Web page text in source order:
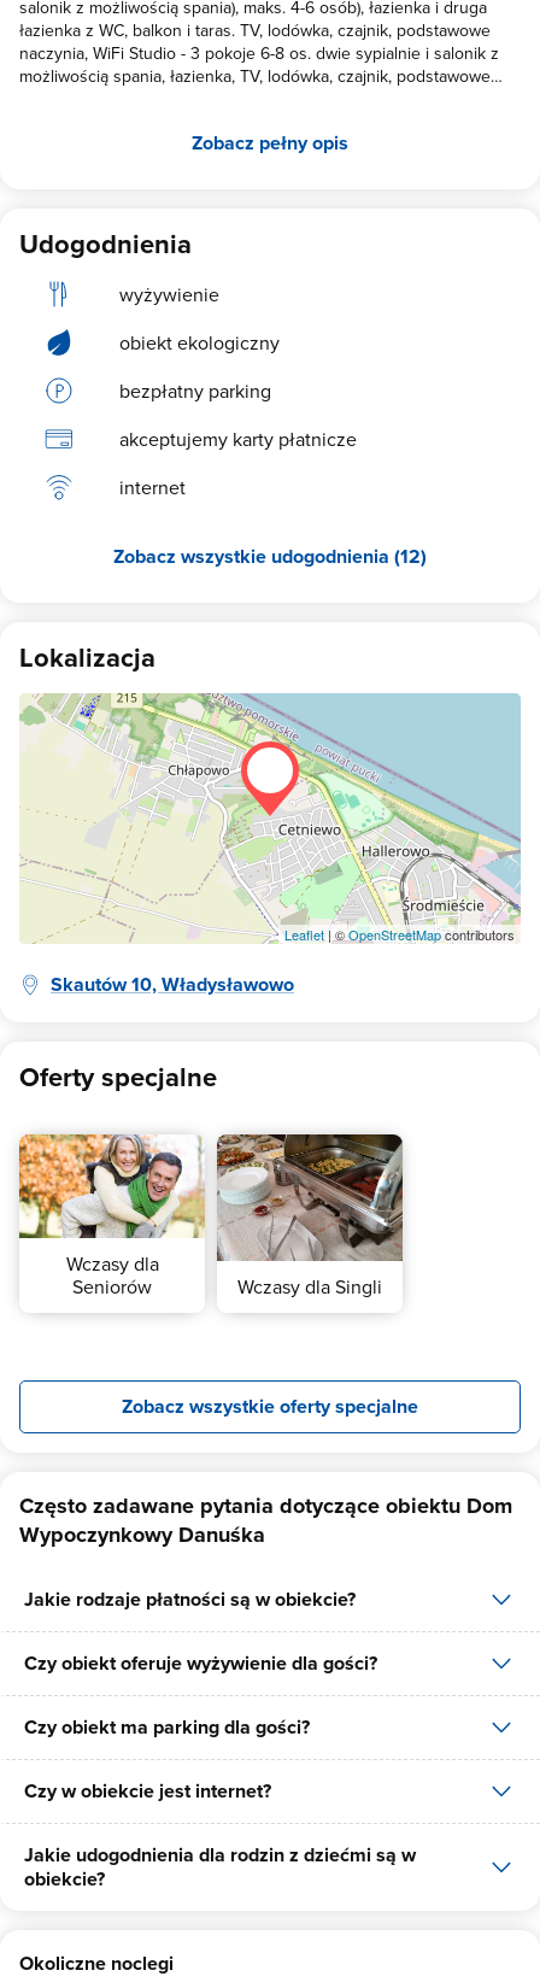
salonik z możliwością spania), maks. 4-6 osób), łazienka i druga
łazienka z WC, balkon i taras. TV, lodówka, czajnik, podstawowe
naczynia, WiFi Studio - 3 pokoje 6-8 os. dwie sypialnie i salonik z
możliwością spania, łazienka, TV, lodówka, czajnik, podstawowe
Na miejscu pobierana jest opłata klimatyczna - 3.40 zł od osoby
Zobacz pełny opis
Udogodnienia
wyżywienie
obiekt ekologiczny
bezpłatny parking
akceptujemy karty płatnicze
internet
Zobacz wszystkie udogodnienia (12)
Lokalizacja
Leaflet| ©OpenStreetMapcontributors
Skautów 10, Władysławowo
Oferty specjalne
Wczasy dla
Seniorów
Wczasy dla Singli
Zobacz wszystkie oferty specjalne
Często zadawane pytania dotyczące obiektu Dom
Wypoczynkowy Danuśka
Jakie rodzaje płatności są w obiekcie?
W obiekcie dostępne są następujące formy płatności: gotówka,
płatność przelewem, płatność kartą.
Czy obiekt oferuje wyżywienie dla gości?
W obiekcie dostępne jest wyżywienie dla gości, dostępne posiłki:
śniadania, obiadokolacje.
Czy obiekt ma parking dla gości?
Tak, Dom Wypoczynkowy Danuśka posiada bezpłatny parking dla
gości na 5 miejsc.
Czy w obiekcie jest internet?
Tak, Dom Wypoczynkowy Danuśka udostępnia dla swoich gości
internet.
Jakie udogodnienia dla rodzin z dziećmi są w
obiekcie?
Wypoczynkowy Danuśka to: nocnik, krzesło do karmienia dziecka.
Okoliczne noclegi